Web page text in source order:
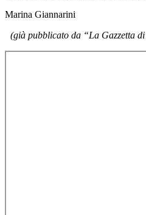
Marina Giannarini
(già pubblicato da “La Gazzetta